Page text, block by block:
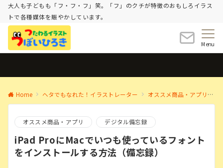
大人も子どもも「フ・フ・フ」笑。「フ」のクチが特徴のおもしろイラス
トで各種媒体を賑やかしています。
Menu
Home ヘタでもなれた！イラストレーター オススメ商品・アプリ
オススメ商品・アプリ デジタル備忘録
iPad ProにMacでいつも使っているフォント
をインストールする方法（備忘録）